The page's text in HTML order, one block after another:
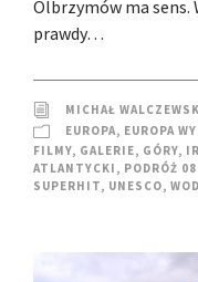
Olbrzymów ma sens.
prawdy…
MICHAŁ
EUROPA, EUROPA
FILMY, GALERIE, GÓRY,
ATLANTYCKI , PODRÓŻ
SUPERHIT, UNESCO,